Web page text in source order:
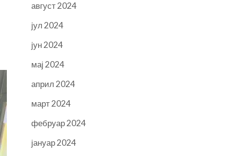
август 2024
јул 2024
јун 2024
мај 2024
април 2024
март 2024
фебруар 2024
јануар 2024